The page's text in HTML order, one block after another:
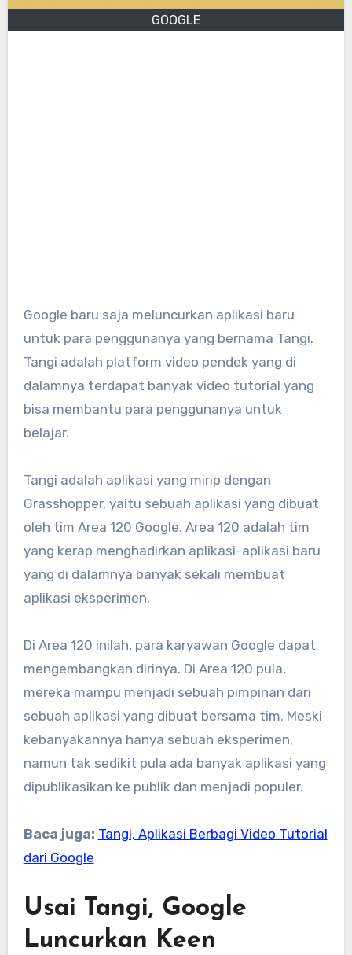
GOOGLE
Google baru saja meluncurkan aplikasi baru
untuk para penggunanya yang bernama Tangi.
Tangi adalah platform video pendek yang di
dalamnya terdapat banyak video tutorial yang
bisa membantu para penggunanya untuk
belajar.
Tangi adalah aplikasi yang mirip dengan
Grasshopper, yaitu sebuah aplikasi yang dibuat
oleh tim Area 120 Google. Area 120 adalah tim
yang kerap menghadirkan aplikasi-aplikasi baru
yang di dalamnya banyak sekali membuat
aplikasi eksperimen.
Di Area 120 inilah, para karyawan Google dapat
mengembangkan dirinya. Di Area 120 pula,
mereka mampu menjadi sebuah pimpinan dari
sebuah aplikasi yang dibuat bersama tim. Meski
kebanyakannya hanya sebuah eksperimen,
namun tak sedikit pula ada banyak aplikasi yang
dipublikasikan ke publik dan menjadi populer.
Baca juga: Tangi, Aplikasi Berbagi Video Tutorial
dari Google
Usai Tangi, Google
Luncurkan Keen